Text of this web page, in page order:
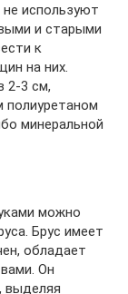
используют
и старыми
к
на них.
2-3 см,
полиуретаном
минеральной
можно
Брус имеет
обладает
Он
выделяя